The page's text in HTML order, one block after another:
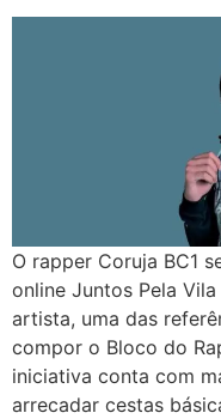
O rapper Coruja BC1
online Juntos Pela
artista, uma das
compor o Bloco do
iniciativa conta com
arrecadar cestas